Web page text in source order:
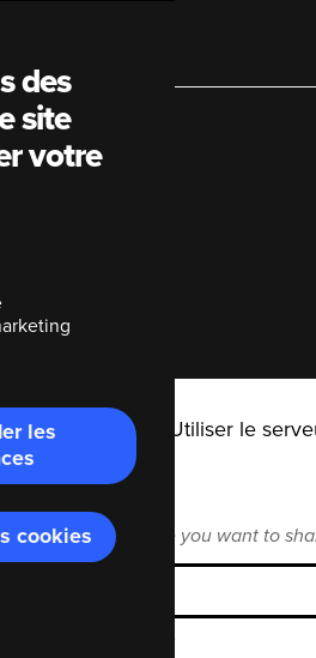
Blog Utiliser le
Mastodon instance you want to
des
site
votre
les
cookies
Retirer